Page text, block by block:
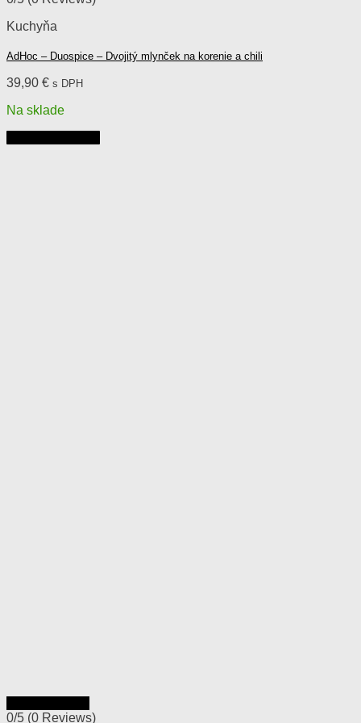
Kuchyňa
AdHoc – Duospice – Dvojitý mlynček na korenie a chili
39,90 € s DPH
Na sklade
0/5 (0 Reviews)